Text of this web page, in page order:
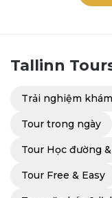
Tallinn
Trải nghiệm
Tour trong ngày
Tour Học đường
Tour Free & Easy